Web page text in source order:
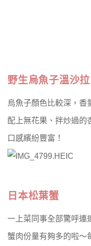
野生烏魚子溫沙拉
烏魚子顏色比較深，香
配上無花果、拌炒過的
口感繽紛豐富！
日本松葉蟹
一上菜同事全部驚呼連
蟹肉份量有夠多的啦～